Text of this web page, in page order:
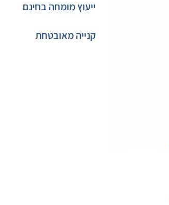
ייעוץ מומחה בחינם
קנייה מאובטחת